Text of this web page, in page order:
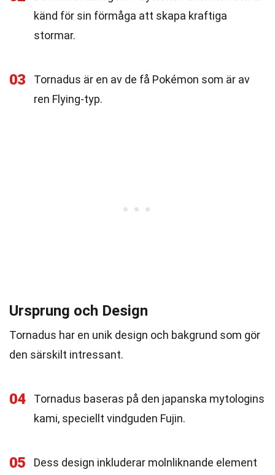
känd för sin förmåga att skapa kraftiga
stormar.
03
Tornadus är en av de få Pokémon som är av
ren Flying-typ.
Ursprung och Design
Tornadus har en unik design och bakgrund som gör
den särskilt intressant.
04
Tornadus baseras på den japanska mytologins
kami, speciellt vindguden Fujin.
05
Dess design inkluderar molnliknande element